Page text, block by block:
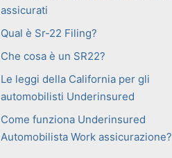
assicurati
Qual è Sr-22 Filing?
Che cosa è un SR22?
Le leggi della California per gli
automobilisti Underinsured
Come funziona Underinsured
Automobilista Work assicurazione?